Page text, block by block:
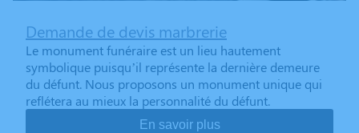
Demande de devis marbrerie
Le monument funéraire est un lieu hautement
symbolique puisqu’il représente la dernière demeure
du défunt. Nous proposons un monument unique qui
reflétera au mieux la personnalité du défunt.
En savoir plus